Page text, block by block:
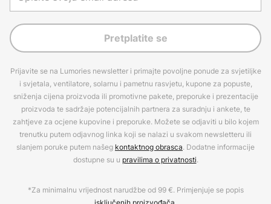
Pretplatite se
Prijavite se na Lumories newsletter i primajte povoljne ponude za svjetiljke
i svjetala, ventilatore, solarnu i pametnu rasvjetu, kupone za popuste,
sniženja cijena proizvoda ili promotivne pakete, preporuke i prezentacije
proizvoda te sadržaje potencijalnih partnera za suradnju i ankete, te
zahtjeve za ocjene kupovine i preporuke. Možete se odjaviti u bilo kojem
trenutku putem odjavnog linka koji se nalazi u svakom newsletteru ili
slanjem poruke putem našeg kontaktnog obrasca. Dodatne informacije
dostupne su u pravilima o privatnosti.
*Za minimalnu vrijednost narudžbe od 99 €. Primjenjuje se popis